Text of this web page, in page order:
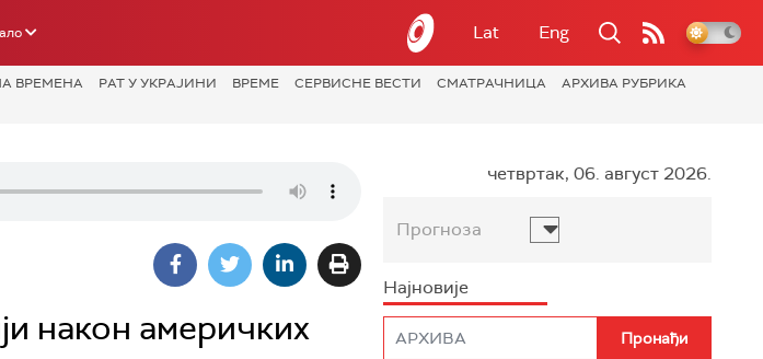
Lat Eng
ВРЕМЕНА РАТ У УКРАЈИНИ ВРЕМЕ СЕРВИСНЕ ВЕСТИ СМАТРАЧНИЦА
АРХИВА РУБРИКА
након америчких
четвртак, 06. август 2026.
Прогноза
Најновије